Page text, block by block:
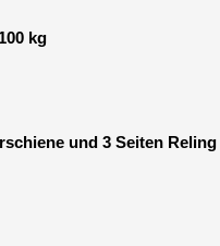
kg
und 3 Seiten Reling